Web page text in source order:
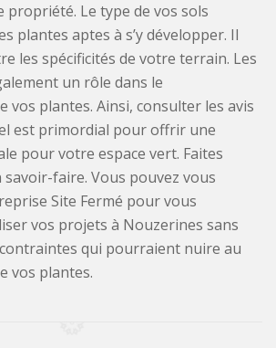
Le type de vos sols
plantes aptes à s’y développer. Il
les spécificités de votre terrain. Les
un rôle dans le
vos plantes. Ainsi, consulter les avis
est primordial pour offrir une
pour votre espace vert. Faites
savoir-faire. Vous pouvez vous
Site Fermé pour vous
vos projets à Nouzerines sans
qui pourraient nuire au
vos plantes.